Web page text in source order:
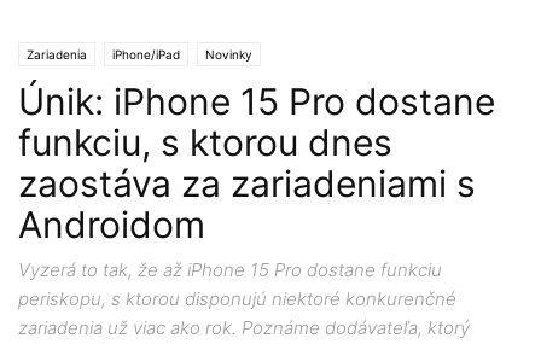
Zariadenia iPhone/iPad Novinky
Únik: iPhone 15 Pro dostane
funkciu, s ktorou dnes
zaostáva za zariadeniami s
Androidom
Vyzerá to tak, že až iPhone 15 Pro dostane funkciu
periskopu, s ktorou disponujú niektoré konkurenčné
zariadenia už viac ako rok. Poznáme dodávateľa, ktorý